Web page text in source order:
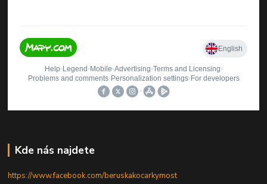
Kde nás najdete
https://www.facebook.com/beruskakocarkymost